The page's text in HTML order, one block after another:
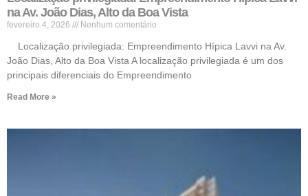
na Av. João Dias, Alto da Boa Vista
fevereiro 4, 2026 Nenhum comentário
Localização privilegiada: Empreendimento Hípica Lavvi na Av.
João Dias, Alto da Boa Vista A localização privilegiada é um dos
principais diferenciais do Empreendimento
Read More »